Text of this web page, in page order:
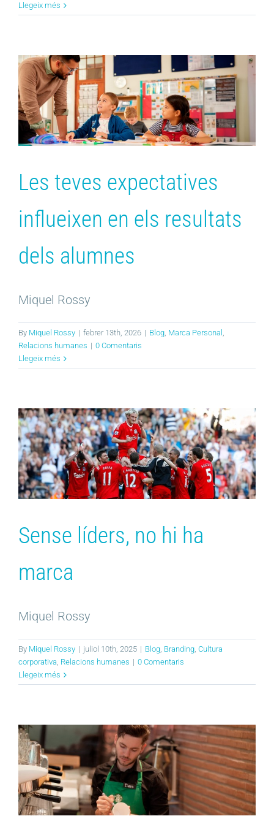
Llegeix més
Les teves expectatives
influeixen en els resultats
dels alumnes
Miquel Rossy
By Miquel Rossy | febrer 13th, 2026 | Blog, Marca Personal ,
Relacions humanes | 0 Comentaris
Llegeix més
Sense líders, no hi ha
marca
Miquel Rossy
By Miquel Rossy | juliol 10th, 2025 | Blog, Branding, Cultura
corporativa, Relacions humanes | 0 Comentaris
Llegeix més